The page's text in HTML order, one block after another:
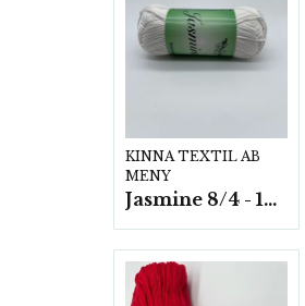
KINNA TEXTIL AB
MENY
Jasmine 8/4 - 10 nystan a50g./fp.